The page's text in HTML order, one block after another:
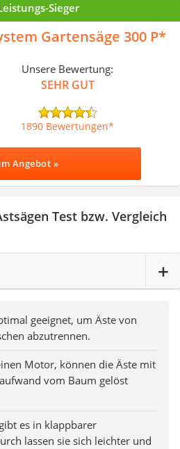
Sieger
Gartensäge 300 P
Unsere Bewertung:
SEHR GUT
1890 Bewertungen
Angebot »
Test bzw. Vergleich
geeignet, um Äste von
abzutrennen.
Motor, können die Äste mit
vom Baum gelöst
es in klappbarer
lassen sie sich leichter und